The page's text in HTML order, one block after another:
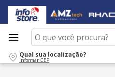
O que você procura?
Qual sua localização?
informar CEP